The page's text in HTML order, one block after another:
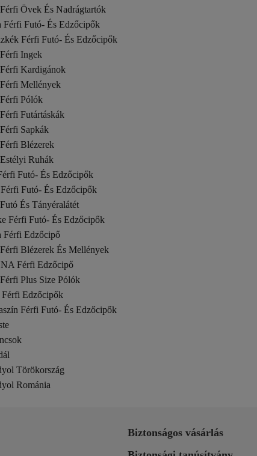
Övek És Nadrágtartók
Férfi Futó- És Edzőcipők
Férfi Futó- És Edzőcipők
Ingek
Kardigánok
Mellények
Pólók
Futártáskák
Sapkák
Blézerek
Ruhák
Futó- És Edzőcipők
Futó- És Edzőcipők
És Tányéralátét
Férfi Futó- És Edzőcipők
Férfi Edzőcipő
Blézerek És Mellények
Férfi Edzőcipő
Plus Size Pólók
Edzőcipők
Férfi Futó- És Edzőcipők
Törökország
Románia
Biztonságos vásárlás